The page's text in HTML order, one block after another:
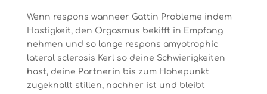
Wenn respons wanneer Gattin Probleme indem
Hastigkeit, den Orgasmus bekifft in Empfang
nehmen und so lange respons amyotrophic
lateral sclerosis Kerl so deine Schwierigkeiten
hast, deine Partnerin bis zum Hohepunkt
zugeknallt stillen, nachher ist und bleibt